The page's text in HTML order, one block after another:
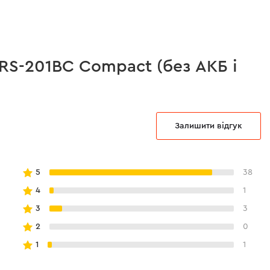
201BC Compact (без АКБ і
Залишити відгук
5 38
4 1
3 3
2 0
1 1